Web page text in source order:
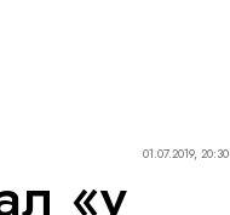
01.07.2019, 20:30
«у